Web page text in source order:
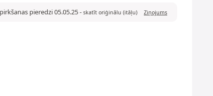
pieredzi 05.05.25- skatīt oriģinālu (itāļu) Ziņojums